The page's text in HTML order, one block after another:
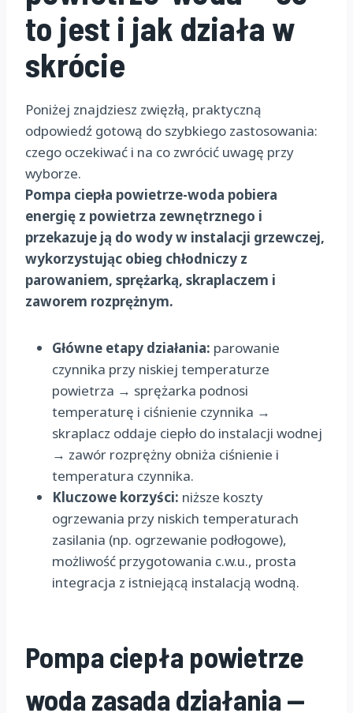
to jest i jak działa w
skrócie
Poniżej znajdziesz zwięzłą, praktyczną
odpowiedź gotową do szybkiego zastosowania:
czego oczekiwać i na co zwrócić uwagę przy
wyborze.
Pompa ciepła powietrze-woda pobiera
energię z powietrza zewnętrznego i
przekazuje ją do wody w instalacji grzewczej,
wykorzystując obieg chłodniczy z
parowaniem, sprężarką, skraplaczem i
zaworem rozprężnym.
Główne etapy działania: parowanie
czynnika przy niskiej temperaturze
powietrza → sprężarka podnosi
temperaturę i ciśnienie czynnika →
skraplacz oddaje ciepło do instalacji wodnej
→ zawór rozprężny obniża ciśnienie i
temperatura czynnika.
Kluczowe korzyści: niższe koszty
ogrzewania przy niskich temperaturach
zasilania (np. ogrzewanie podłogowe),
możliwość przygotowania c.w.u., prosta
integracja z istniejącą instalacją wodną.
Pompa ciepła powietrze
woda zasada działania —